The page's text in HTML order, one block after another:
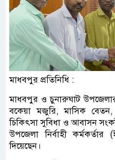
মাধবপুর প্রতিনিধি :
মাধবপুর ও চুনারুঘাট উপজেলার
বকেয়া মজুরি, মাসিক
চিকিৎসা সুবিধা ও আবাসন
উপজেলা নির্বাহী
দিয়েছেন।